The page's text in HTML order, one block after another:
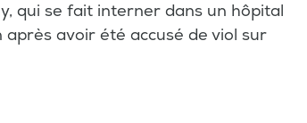
qui se fait interner dans un hôpital
avoir été accusé de viol sur